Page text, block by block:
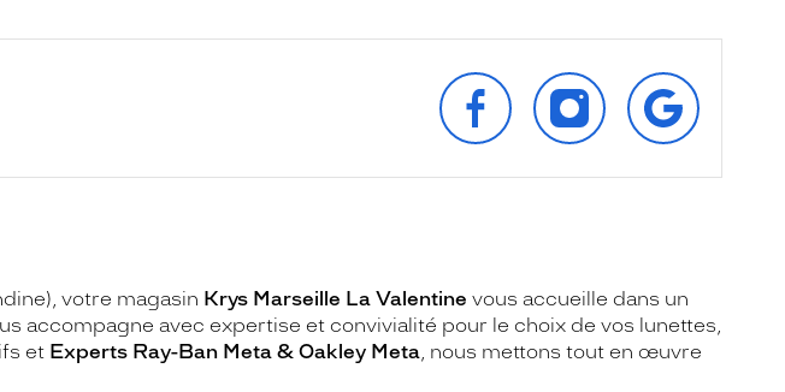
SUIVEZ‑NOUS
SUR
FACEBOOK
SUIVEZ‑NOUS
SUR
INSTAGRAM
SUR
GOOGLE
votre magasin Krys Marseille La Valentine vous accueille dans un
accompagne avec expertise et convivialité pour le choix de vos lunettes,
et Experts Ray-Ban Meta & Oakley Meta, nous mettons tout en œuvre